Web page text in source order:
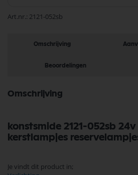
Art.nr. 2121-052sb
Omschrijving
Beoordelingen
Omschrijving
konstsmide 2121-052sb 24v
kerstlampjes
Je vindt dit product in;